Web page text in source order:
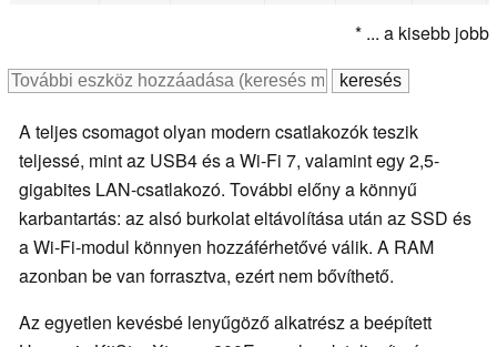
* ... a kisebb jobb
A teljes csomagot olyan modern csatlakozók teszik
teljessé, mint az USB4 és a Wi-Fi 7, valamint egy 2,5-
gigabites LAN-csatlakozó. További előny a könnyű
karbantartás: az alsó burkolat eltávolítása után az SSD és
a Wi-Fi-modul könnyen hozzáférhetővé válik. A RAM
azonban be van forrasztva, ezért nem bővíthető.
Az egyetlen kevésbé lenyűgöző alkatrész a beépített